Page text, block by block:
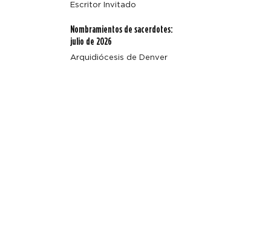
Escritor Invitado
Nombramientos de sacerdotes:
julio de 2026
Arquidiócesis de Denver